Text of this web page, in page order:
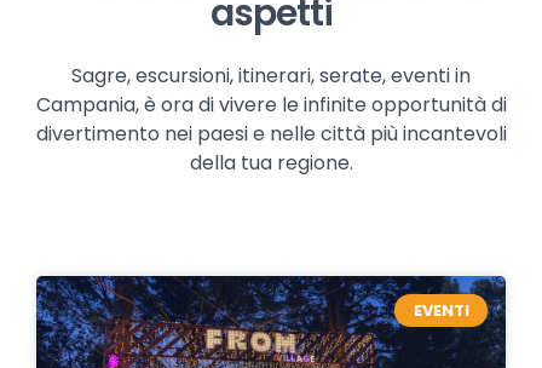
aspetti
Sagre, escursioni, itinerari, serate, eventi in
Campania, è ora di vivere le infinite opportunità di
divertimento nei paesi e nelle città più incantevoli
della tua regione.
EVENTI